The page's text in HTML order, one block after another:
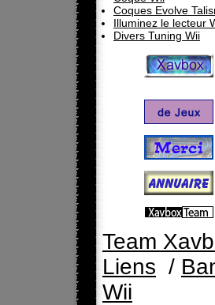
Coques Evolve
Illuminez le lecteur
Divers Tuning Wii
Team
Liens /
Wii